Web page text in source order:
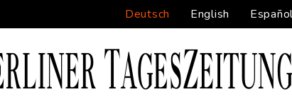
Deutsch English